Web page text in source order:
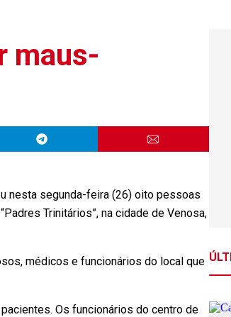
maus-
nesta segunda-feira (26) oito pessoas
Trinitários”, na cidade de Venosa,
médicos e funcionários do local que
Os funcionários do centro de